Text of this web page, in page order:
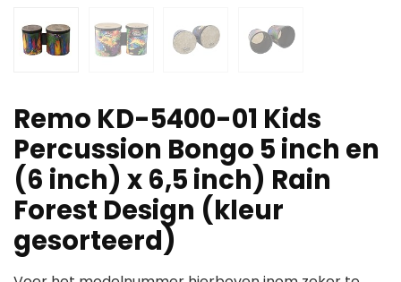
Remo KD-5400-01 Kids
Percussion Bongo 5 inch en
(6 inch) x 6,5 inch) Rain
Forest Design (kleur
gesorteerd)